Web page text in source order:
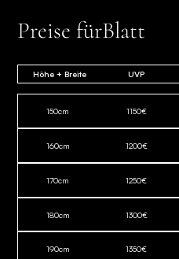
Preise fürBlatt
Höhe + Breite UVP
150cm 1150€
160cm 1200€
170cm 1250€
180cm 1300€
190cm 1350€